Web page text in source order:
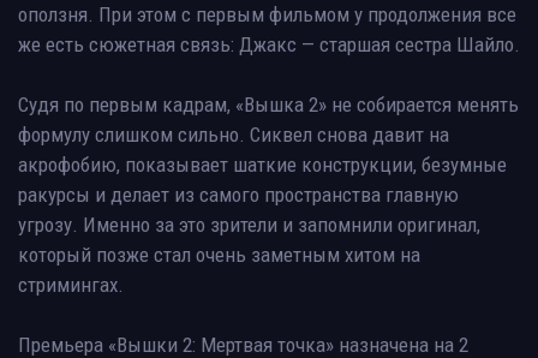
оползня. При этом с первым фильмом у продолжения все
же есть сюжетная связь: Джакс — старшая сестра Шайло.
Судя по первым кадрам, «Вышка 2» не собирается менять
формулу слишком сильно. Сиквел снова давит на
акрофобию, показывает шаткие конструкции, безумные
ракурсы и делает из самого пространства главную
угрозу. Именно за это зрители и запомнили оригинал,
который позже стал очень заметным хитом на
стримингах.
Премьера «Вышки 2: Мертвая точка» назначена на 2